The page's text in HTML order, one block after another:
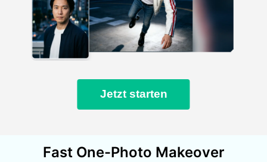
Jetzt starten
Fast One-Photo Makeover